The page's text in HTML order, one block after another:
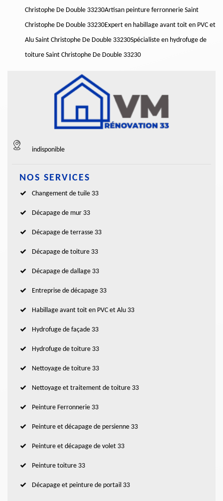
Christophe De Double 33230Artisan peinture ferronnerie Saint
Christophe De Double 33230Expert en habillage avant toit en PVC et
Alu Saint Christophe De Double 33230Spécialiste en hydrofuge de
toiture Saint Christophe De Double 33230
indisponible
NOS SERVICES
Changement de tuile 33
Décapage de mur 33
Décapage de terrasse 33
Décapage de toiture 33
Décapage de dallage 33
Entreprise de décapage 33
Habillage avant toit en PVC et Alu 33
Hydrofuge de façade 33
Hydrofuge de toiture 33
Nettoyage de toiture 33
Nettoyage et traitement de toiture 33
Peinture Ferronnerie 33
Peinture et décapage de persienne 33
Peinture et décapage de volet 33
Peinture toiture 33
Décapage et peinture de portail 33